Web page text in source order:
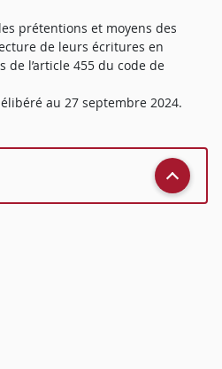
prétentions et moyens des
de leurs écritures en
l’article 455 du code de
au 27 septembre 2024.